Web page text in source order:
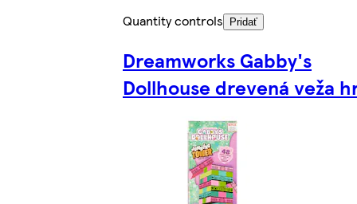
Quantity controls
Pridať
Dreamworks Gabby's
Dollhouse drevená veža